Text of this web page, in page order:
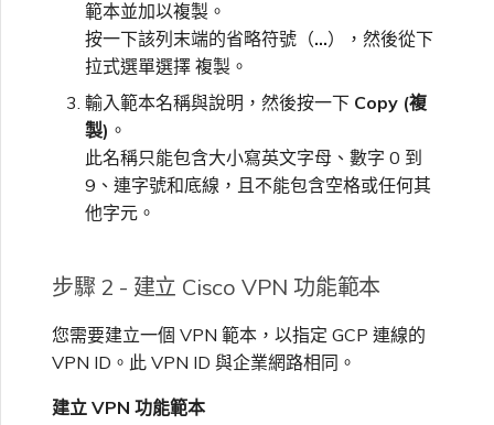
範本並加以複製。
按一下該列末端的省略符號（…），然後從下
拉式選單選擇 複製。
輸入範本名稱與說明，然後按一下 Copy (複
製) 。
此名稱只能包含大小寫英文字母、數字 0 到
9、連字號和底線，且不能包含空格或任何其
他字元。
步驟 2 - 建立 Cisco VPN 功能範本
您需要建立一個 VPN 範本，以指定 GCP 連線的
VPN ID。此 VPN ID 與企業網路相同。
建立 VPN 功能範本